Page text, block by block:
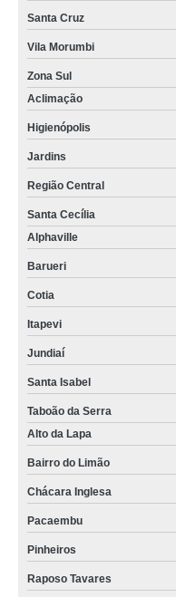
Santa Cruz
Vila Morumbi
Zona Sul
Aclimação
Higienópolis
Jardins
Região Central
Santa Cecília
Alphaville
Barueri
Cotia
Itapevi
Jundiaí
Santa Isabel
Taboão da Serra
Alto da Lapa
Bairro do Limão
Chácara Inglesa
Pacaembu
Pinheiros
Raposo Tavares